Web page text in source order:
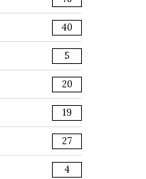
40
5
20
19
27
4